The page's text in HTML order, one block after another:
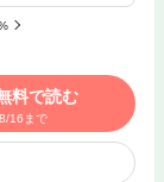
料で読む
16まで